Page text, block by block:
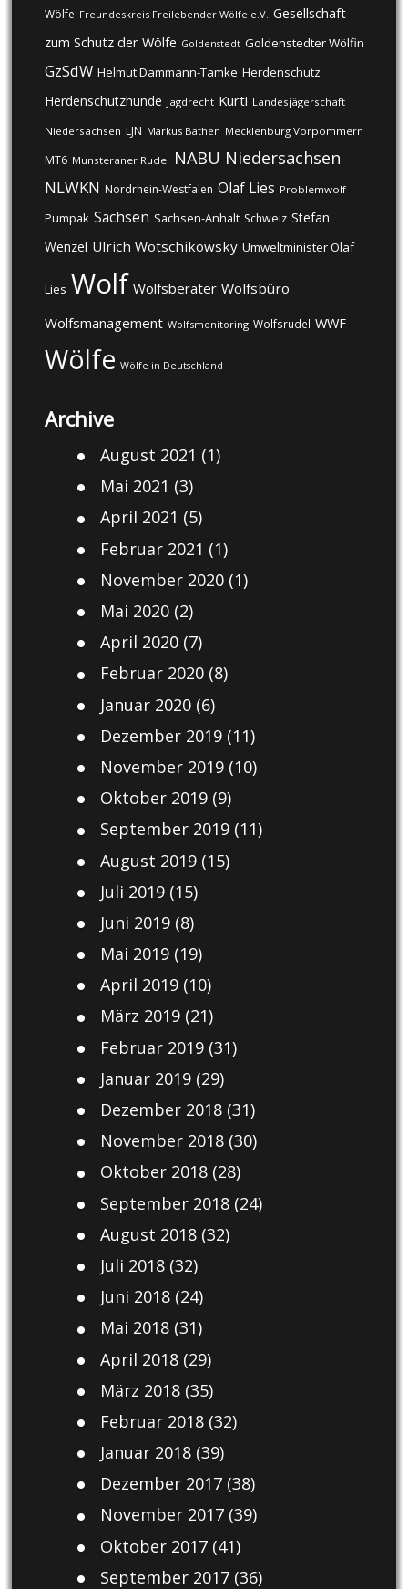
Wölfe Freundeskreis Freilebender Wölfe e.V. Gesellschaft
zum Schutz der Wölfe Goldenstedt Goldenstedter Wölfin
GzSdW Helmut Dammann-Tamke Herdenschutz
Herdenschutzhunde Jagdrecht Kurti Landesjägerschaft
Niedersachsen LJN Markus Bathen Mecklenburg Vorpommern
MT6 Munsteraner Rudel NABU Niedersachsen
NLWKN Nordrhein-Westfalen Olaf Lies Problemwolf
Pumpak Sachsen Sachsen-Anhalt Schweiz Stefan
Wenzel Ulrich Wotschikowsky Umweltminister Olaf
Lies Wolf Wolfsberater Wolfsbüro
Wolfsmanagement Wolfsmonitoring Wolfsrudel WWF
Wölfe Wölfe in Deutschland
Archive
August 2021 (1)
Mai 2021 (3)
April 2021 (5)
Februar 2021 (1)
November 2020(1)
Mai 2020(2)
April 2020(7)
Februar 2020(8)
Januar 2020(6)
Dezember 2019(11)
November 2019(10)
Oktober 2019(9)
September 2019(11)
August 2019(15)
Juli 2019(15)
Juni 2019(8)
Mai 2019(19)
April 2019(10)
März 2019(21)
Februar 2019(31)
Januar 2019(29)
Dezember 2018(31)
November 2018(30)
Oktober 2018(28)
September 2018(24)
August 2018(32)
Juli 2018(32)
Juni 2018(24)
Mai 2018(31)
April 2018(29)
März 2018(35)
Februar 2018(32)
Januar 2018(39)
Dezember 2017(38)
November 2017(39)
Oktober 2017(41)
September 2017(36)